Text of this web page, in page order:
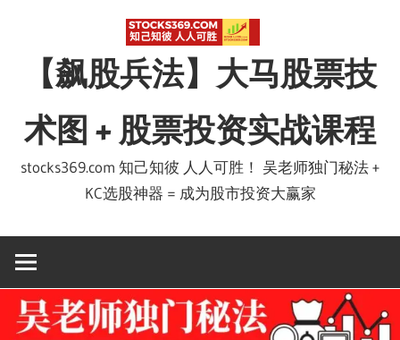
【飙股兵法】大马股票技
术图 + 股票投资实战课程
stocks369.com 知己知彼 人人可胜！ 吴老师独门秘法 +
KC选股神器 = 成为股市投资大赢家